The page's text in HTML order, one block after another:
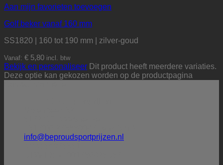
Aan mijn favorieten toevoegen
Golf beker vanaf 160 mm
SS1820 | 160 tot 190 mm | zilver-goud
Vanaf: € 5,80 incl. btw
Bekijk en personaliseer Dit product heeft meerdere variaties.
Deze optie kan gekozen worden op de productpagina
info@beproudsportprijzen.nl